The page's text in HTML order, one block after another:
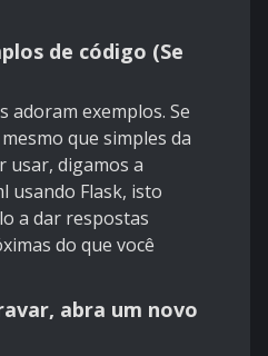
de código (Se
adoram exemplos. Se
que simples da
usar, digamos a
usando Flask, isto
a dar respostas
do que você
abra um novo